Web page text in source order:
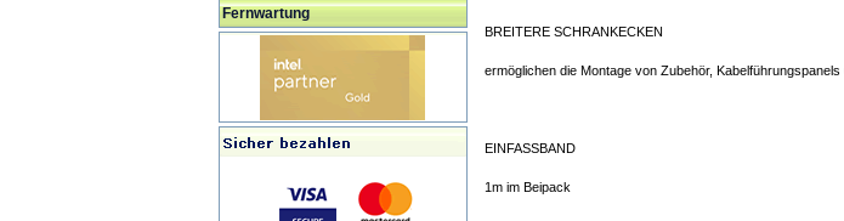
Fernwartung
BREITERE SCHRANKECKEN
ermöglichen die Montage von Zubehör, Kabelführungspanels
EINFASSBAND
1m im Beipack